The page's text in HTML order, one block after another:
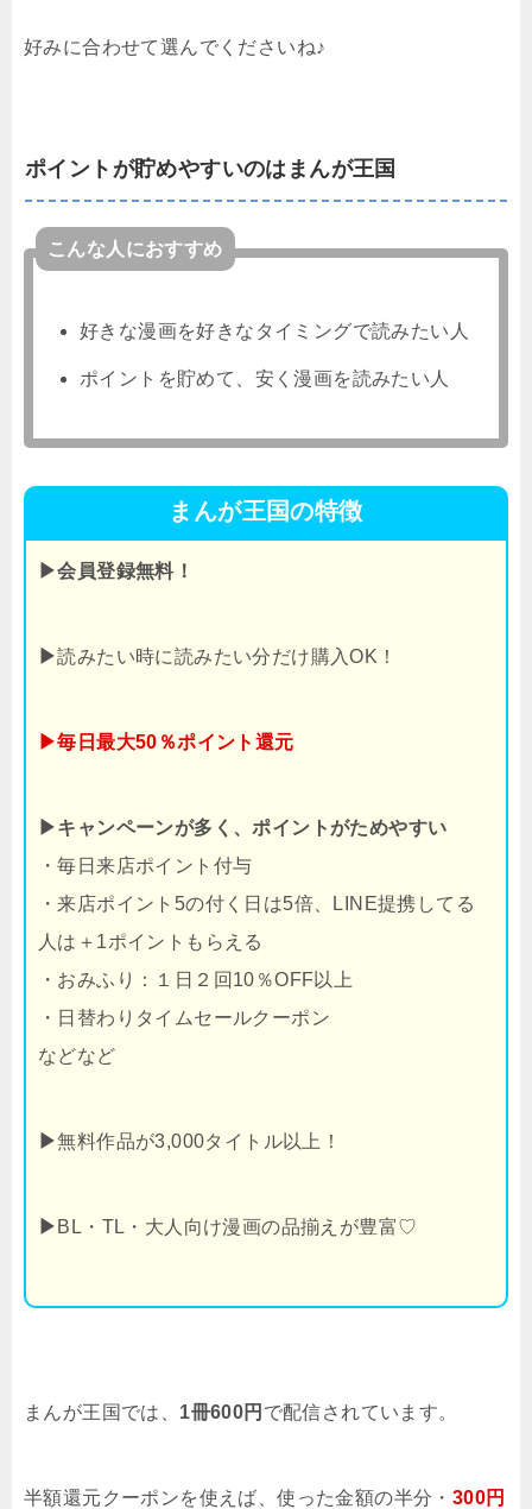
好みに合わせて選んでくださいね♪
ポイントが貯めやすいのはまんが王国
こんな人におすすめ
好きな漫画を好きなタイミングで読みたい人
ポイントを貯めて、安く漫画を読みたい人
まんが王国の特徴
▶会員登録無料！
▶読みたい時に読みたい分だけ購入OK！
▶毎日最大50％ポイント還元
▶キャンペーンが多く、ポイントがためやすい
・毎日来店ポイント付与
・来店ポイント5の付く日は5倍、LINE提携してる
人は＋1ポイントもらえる
・おみふり：１日２回10％OFF以上
・日替わりタイムセールクーポン
などなど
▶無料作品が3,000タイトル以上！
▶ BL・TL・大人向け漫画の品揃えが豊富♡
まんが王国では、 1冊600円 で配信されています。
半額還元クーポンを使えば、使った金額の半分・ 300円